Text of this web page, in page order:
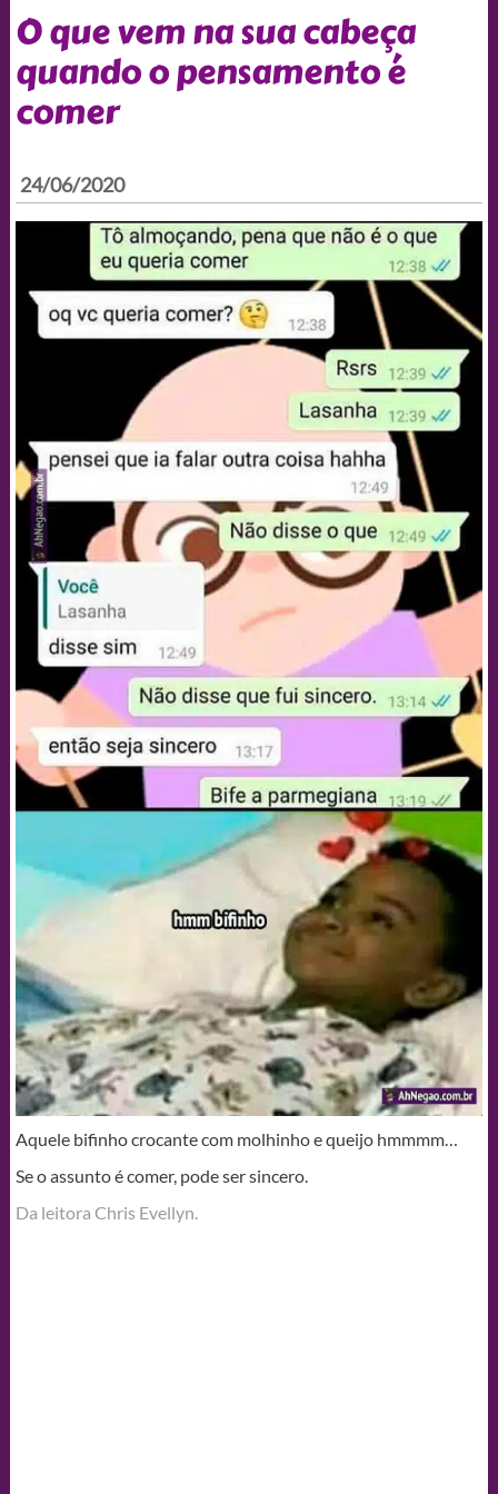
O que vem na sua cabeça
quando o pensamento é
comer
24/06/2020
Aquele bifinho crocante com molhinho e queijo hmmmm…
Se o assunto é comer, pode ser sincero.
Da leitora Chris Evellyn.